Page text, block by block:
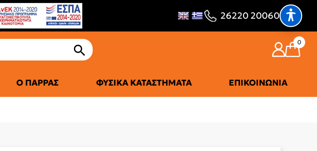
26220 20060
0
Ο ΠΑΡΡΆΣ ΦΥΣΙΚΆ ΚΑΤΑΣΤΉΜΑΤΑ ΕΠΙΚΟΙΝΩΝΊΑ